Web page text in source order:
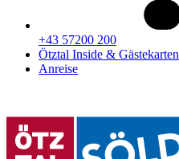
+43 57200 200
Ötztal Inside & Gästekarten
Anreise